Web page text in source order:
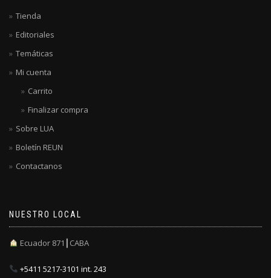
Tienda
Editoriales
Temáticas
Mi cuenta
Carrito
Finalizar compra
Sobre LUA
Boletín REUN
Contactanos
NUESTRO LOCAL
Ecuador 871┃CABA
+5411 5217-3101 int. 243